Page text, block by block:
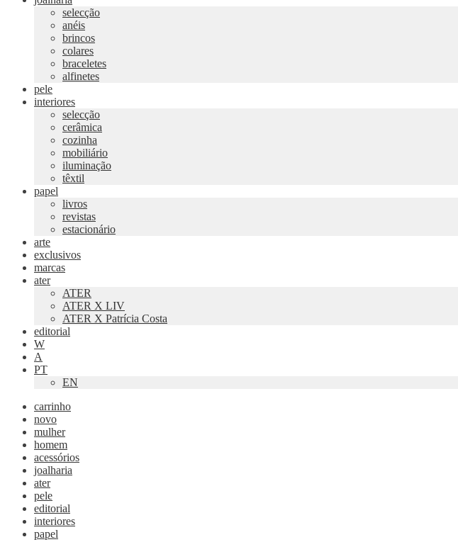
selecção
anéis
brincos
colares
braceletes
alfinetes
pele
interiores
selecção
cerâmica
cozinha
mobiliário
iluminação
têxtil
papel
livros
revistas
estacionário
arte
exclusivos
marcas
ater
ATER
ATER X LIV
ATER X Patrícia Costa
editorial
W
A
PT
EN
carrinho
novo
mulher
homem
acessórios
joalharia
ater
pele
editorial
interiores
papel